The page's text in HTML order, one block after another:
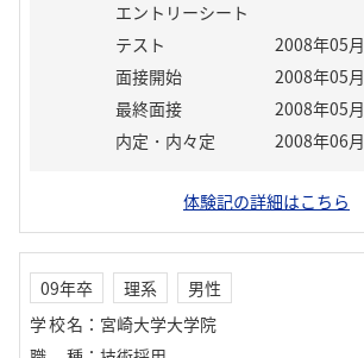
エントリーシート
テスト
2008年05月
面接開始
2008年05月
最終面接
2008年05月
内定・内々定
2008年06月
体験記の詳細はこちら
09年卒 理系
男性
学校名 ： 宮崎大学大学院